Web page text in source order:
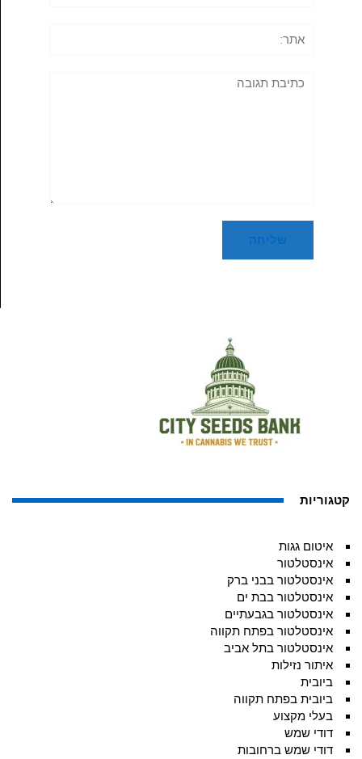
תגובה
קטגוריות
איטום גגות
אינסטלטור
אינסטלטור בבני ברק
אינסטלטור בבת ים
אינסטלטור בגבעתיים
אינסטלטור בפתח תקווה
אינסטלטור בתל אביב
איתור נזילות
ביובית
ביובית בפתח תקווה
בעלי מקצוע
דודי שמש
דודי שמש ברחובות